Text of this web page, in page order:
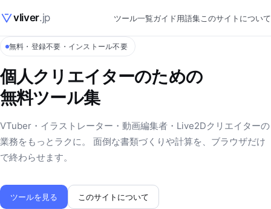
vliver.jp ツール一覧ガイド用語集このサイトについて
無料・登録不要・インストール不要
個人クリエイターのための
無料ツール集
VTuber・イラストレーター・動画編集者・Live2Dクリエイターの
業務をもっとラクに。 面倒な書類づくりや計算を、ブラウザだけ
で終わらせます。
ツールを見る このサイトについて